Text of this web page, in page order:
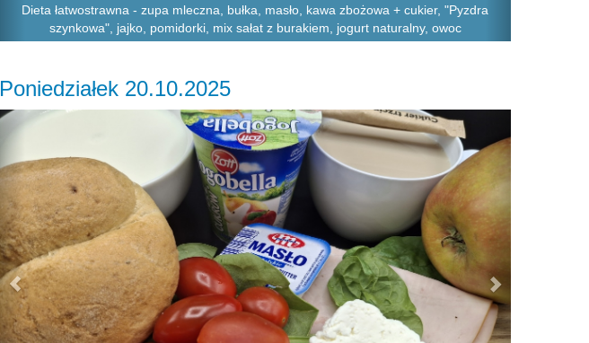
Dieta łatwostrawna - zupa mleczna, bułka, masło, kawa zbożowa + cukier, "Pyzdra
szynkowa", jajko, pomidorki, mix sałat z burakiem, jogurt naturalny, owoc
Poniedziałek 20.10.2025
Previous